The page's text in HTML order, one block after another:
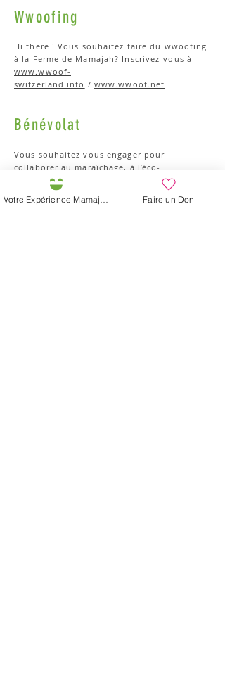
Wwoofing
Hi there ! Vous souhaitez faire du wwoofing
à la Ferme de Mamajah? Inscrivez-vous à
www.wwoof-
switzerland.info / www.wwoof.net
Bénévolat
Vous souhaitez vous engager pour
collaborer au maraîchage, à l’éco-
construction ou à toutes autres activités en
lien avec l’accueil et la transmission éco-
pédagogique à la Ferme de Mamajah. Vous
Faire un Don